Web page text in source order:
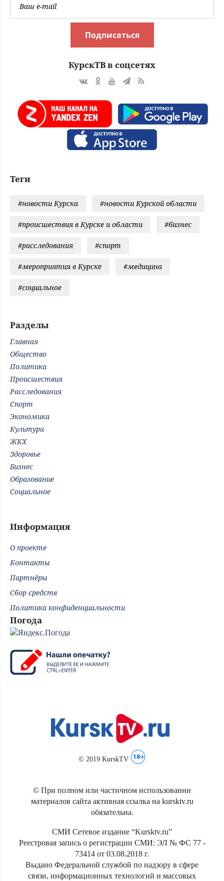
Подписаться
КурскТВ в соцсетях
Теги
#новости Курска #новости Курской области
#происшествия в Курске и области #бизнес
#расследования #спорт
#мероприятия в Курске #медицина
#социальное
Разделы
Главная
Общество
Политика
Происшествия
Расследования
Спорт
Экономика
Культура
ЖКХ
Здоровье
Бизнес
Образование
Социальное
Информация
О проекте
Контакты
Партнёры
Сбор средств
Политика конфиденциальности
Погода
© 2019 KurskTV
© При полном или частичном использовании
материалов сайта активная ссылка на kursktv.ru
обязательна.
СМИ Сетевое издание “Kursktv.ru”
Реестровая запись о регистрации СМИ: ЭЛ № ФС 77 -
73414 от 03.08.2018 г.
Выдано Федеральной службой по надзору в сфере
связи, информационных технологий и массовых